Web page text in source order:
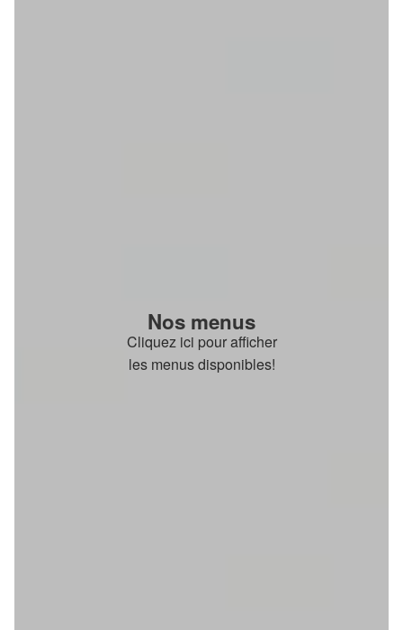
Nos menus
Cliquez ici pour afficher
les menus disponibles!